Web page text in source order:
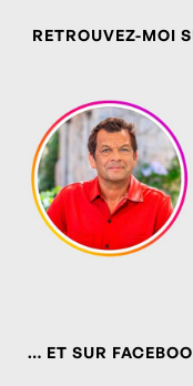
RETROUVEZ-MOI
… ET SUR